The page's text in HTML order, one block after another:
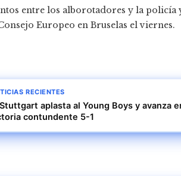
entre los alborotadores y la policía
Europeo en Bruselas el viernes.
RECIENTES
aplasta al Young Boys y avanza
contundente 5-1